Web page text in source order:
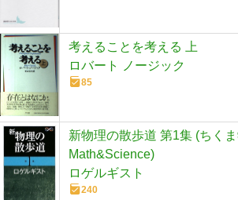
考えることを考える 上
ロバート ノージック
85
新物理の散歩道 第1集 (ちく
Math&Science)
ロゲルギスト
240